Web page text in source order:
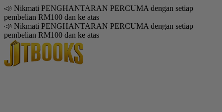
📣 Nikmati PENGHANTARAN PERCUMA dengan setiap
pembelian RM100 dan ke atas
📣 Nikmati PENGHANTARAN PERCUMA dengan setiap
pembelian RM100 dan ke atas